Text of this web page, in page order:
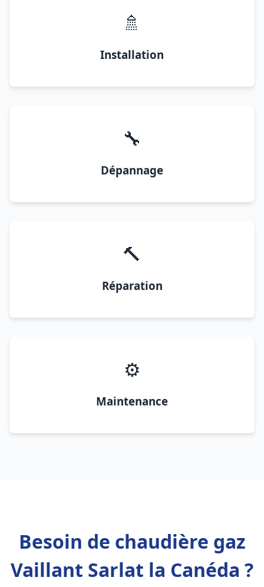
🚿
Installation
🔧
Dépannage
🔨
Réparation
⚙️
Maintenance
Besoin de chaudière gaz
Vaillant Sarlat la Canéda ?